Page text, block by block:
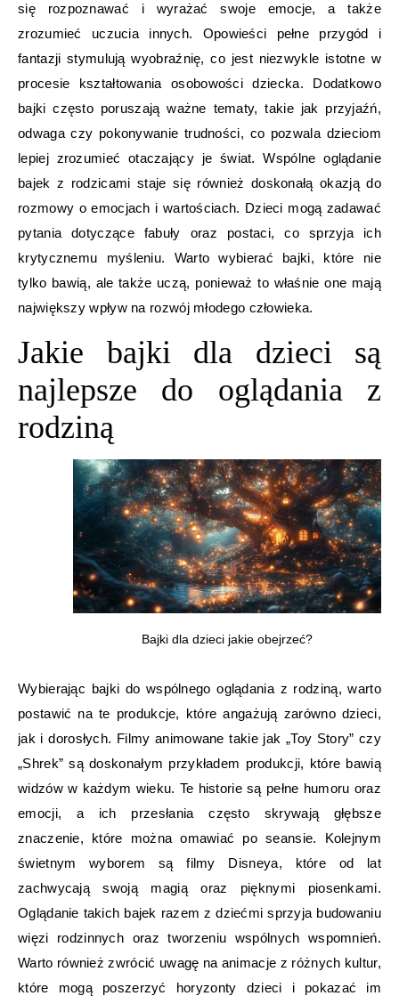
się rozpoznawać i wyrażać swoje emocje, a także
zrozumieć uczucia innych. Opowieści pełne przygód i
fantazji stymulują wyobraźnię, co jest niezwykle istotne w
procesie kształtowania osobowości dziecka. Dodatkowo
bajki często poruszają ważne tematy, takie jak przyjaźń,
odwaga czy pokonywanie trudności, co pozwala dzieciom
lepiej zrozumieć otaczający je świat. Wspólne oglądanie
bajek z rodzicami staje się również doskonałą okazją do
rozmowy o emocjach i wartościach. Dzieci mogą zadawać
pytania dotyczące fabuły oraz postaci, co sprzyja ich
krytycznemu myśleniu. Warto wybierać bajki, które nie
tylko bawią, ale także uczą, ponieważ to właśnie one mają
największy wpływ na rozwój młodego człowieka.
Jakie bajki dla dzieci są
najlepsze do oglądania z
rodziną
Bajki dla dzieci jakie obejrzeć?
Wybierając bajki do wspólnego oglądania z rodziną, warto
postawić na te produkcje, które angażują zarówno dzieci,
jak i dorosłych. Filmy animowane takie jak „Toy Story” czy
„Shrek” są doskonałym przykładem produkcji, które bawią
widzów w każdym wieku. Te historie są pełne humoru oraz
emocji, a ich przesłania często skrywają głębsze
znaczenie, które można omawiać po seansie. Kolejnym
świetnym wyborem są filmy Disneya, które od lat
zachwycają swoją magią oraz pięknymi piosenkami.
Oglądanie takich bajek razem z dziećmi sprzyja budowaniu
więzi rodzinnych oraz tworzeniu wspólnych wspomnień.
Warto również zwrócić uwagę na animacje z różnych kultur,
które mogą poszerzyć horyzonty dzieci i pokazać im